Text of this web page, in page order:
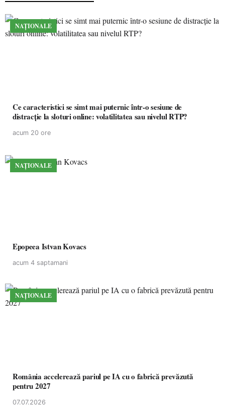
NAȚIONALE
Ce caracteristici se simt mai puternic într-o sesiune de
distracție la sloturi online: volatilitatea sau nivelul RTP?
acum 20 ore
NAȚIONALE
Epopeea Istvan Kovacs
acum 4 saptamani
NAȚIONALE
România accelerează pariul pe IA cu o fabrică prevăzută
pentru 2027
07.07.2026